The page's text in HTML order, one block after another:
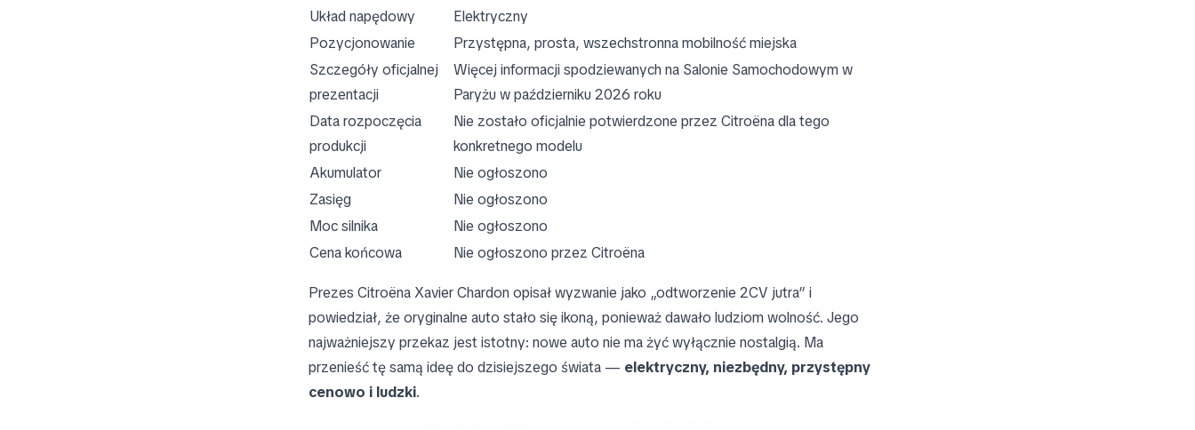
Układ napędowy
Elektryczny
Pozycjonowanie
Przystępna, prosta, wszechstronna mobilność miejska
Szczegóły oficjalnej
prezentacji
Więcej informacji spodziewanych na Salonie Samochodowym w
Paryżu w październiku 2026 roku
Data rozpoczęcia
produkcji
Nie zostało oficjalnie potwierdzone przez Citroëna dla tego
konkretnego modelu
Akumulator
Nie ogłoszono
Zasięg
Nie ogłoszono
Moc silnika
Nie ogłoszono
Cena końcowa
Nie ogłoszono przez Citroëna
Prezes Citroëna Xavier Chardon opisał wyzwanie jako „odtworzenie 2CV jutra” i
powiedział, że oryginalne auto stało się ikoną, ponieważ dawało ludziom wolność. Jego
najważniejszy przekaz jest istotny: nowe auto nie ma żyć wyłącznie nostalgią. Ma
przenieść tę samą ideę do dzisiejszego świata — elektryczny, niezbędny, przystępny
cenowo i ludzki.